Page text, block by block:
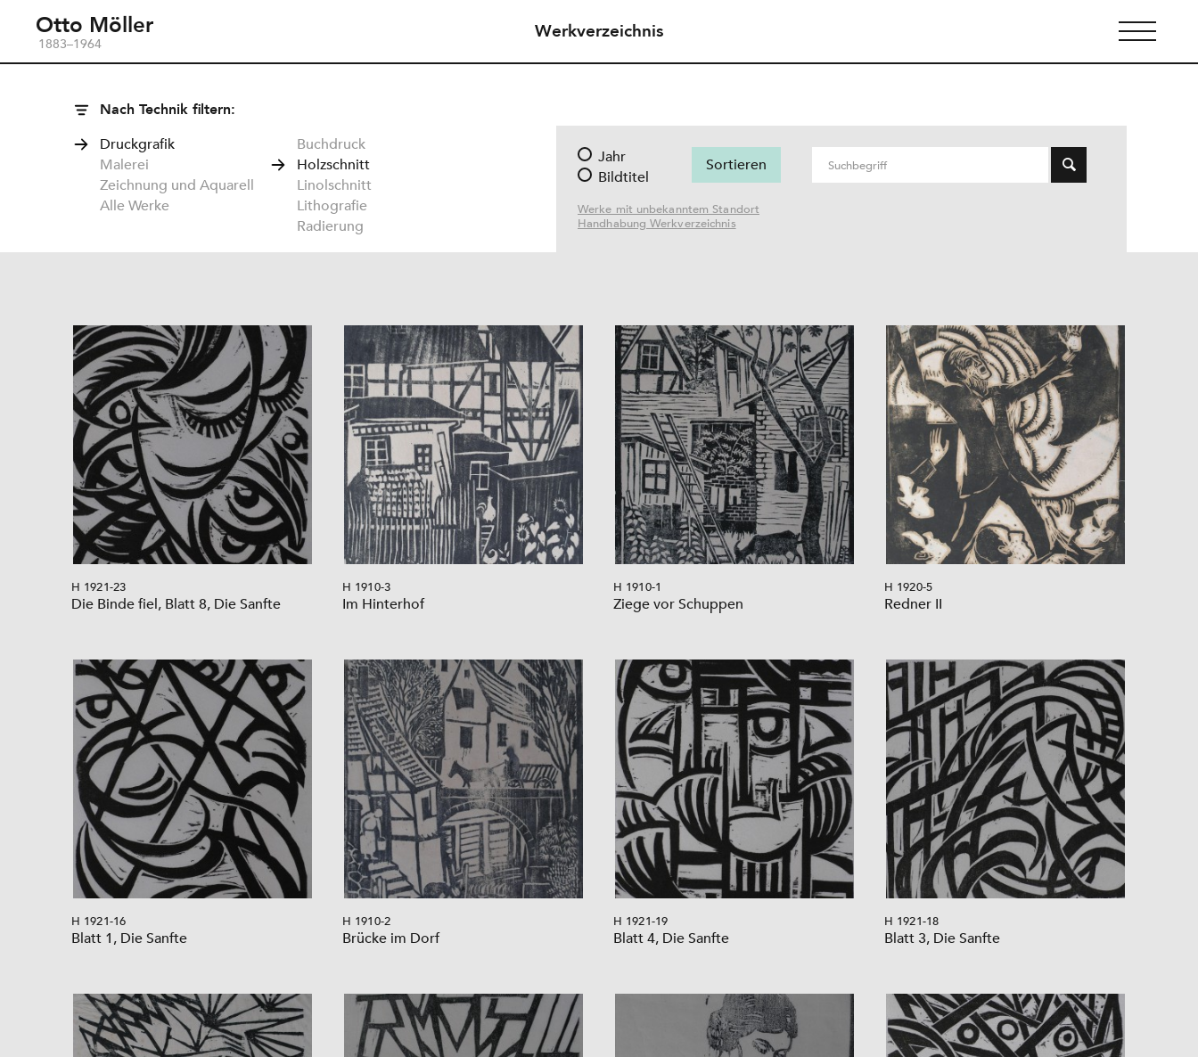
Otto Möller
1883–1964
Werkverzeichnis
Nach Technik filtern:
Druckgrafik
Malerei
Zeichnung und Aquarell
Alle Werke
Buchdruck
Holzschnitt
Linolschnitt
Lithografie
Radierung
Jahr
Bildtitel
Werke mit unbekanntem Standort
Handhabung Werkverzeichnis
H 1921-23
Die Binde fiel, Blatt 8, Die Sanfte
H 1910-3
Im Hinterhof
H 1910-1
Ziege vor Schuppen
H 1920-5
Redner II
H 1921-16
Blatt 1, Die Sanfte
H 1910-2
Brücke im Dorf
H 1921-19
Blatt 4, Die Sanfte
H 1921-18
Blatt 3, Die Sanfte